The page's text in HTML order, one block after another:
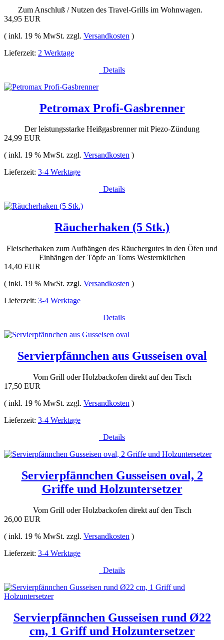
Zum Anschluß / Nutzen des Travel-Grills im Wohnwagen.
34,95 EUR
( inkl. 19 % MwSt. zzgl. Versandkosten )
Lieferzeit: 2 Werktage
Details
Petromax Profi-Gasbrenner
Der leistungsstarke Heißgasbrenner mit Piezo-Zündung
24,99 EUR
( inkl. 19 % MwSt. zzgl. Versandkosten )
Lieferzeit: 3-4 Werktage
Details
Räucherhaken (5 Stk.)
Fleischerhaken zum Aufhängen des Räuchergutes in den Öfen und
Einhängen der Töpfe an Toms Westernküchen
14,40 EUR
( inkl. 19 % MwSt. zzgl. Versandkosten )
Lieferzeit: 3-4 Werktage
Details
Servierpfännchen aus Gusseisen oval
Vom Grill oder Holzbackofen direkt auf den Tisch
17,50 EUR
( inkl. 19 % MwSt. zzgl. Versandkosten )
Lieferzeit: 3-4 Werktage
Details
Servierpfännchen Gusseisen oval, 2
Griffe und Holzuntersetzer
Vom Grill oder Holzbackofen direkt auf den Tisch
26,00 EUR
( inkl. 19 % MwSt. zzgl. Versandkosten )
Lieferzeit: 3-4 Werktage
Details
Servierpfännchen Gusseisen rund Ø22
cm, 1 Griff und Holzuntersetzer